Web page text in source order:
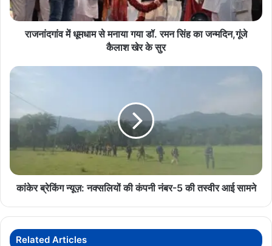
रमन
सिंह
खेर
सुर
राजनांदगांव में धूमधाम से मनाया गया डॉ. रमन सिंह का जन्मदिन,गूंजे
कैलाश खेर के सुर
कांकेर
न्यूज़:
की
नंबर-5
तस्वीर
आईकांकेर ब्रेकिंग न्यूज़: नक्सलियों की कंपनी नंबर-5 की तस्वीर आई सामने
Related Articles